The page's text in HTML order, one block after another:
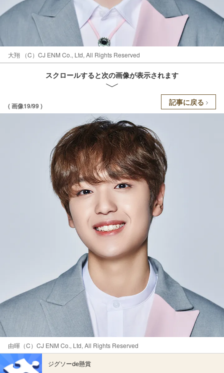
大翔 （C）CJ ENM Co., Ltd, All Rights Reserved
スクロールすると次の画像が表示されます
( 画像19/99 ) 記事に戻る
由暉（C）CJ ENM Co., Ltd, All Rights Reserved
ジグソーde懸賞